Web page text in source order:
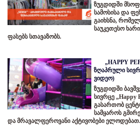
ზუგდიდში
სამოსისა და
გაიხსნა,
საუკეთესო
ფასებს სთავაზობს.
„HAPPY
ზღაპრული
ვიდეო)
ზუგდიდში
სივრცე „Happy
გასართობ
სამყაროს
და მრავალფეროვანი აქტივობები ელოდებათ.